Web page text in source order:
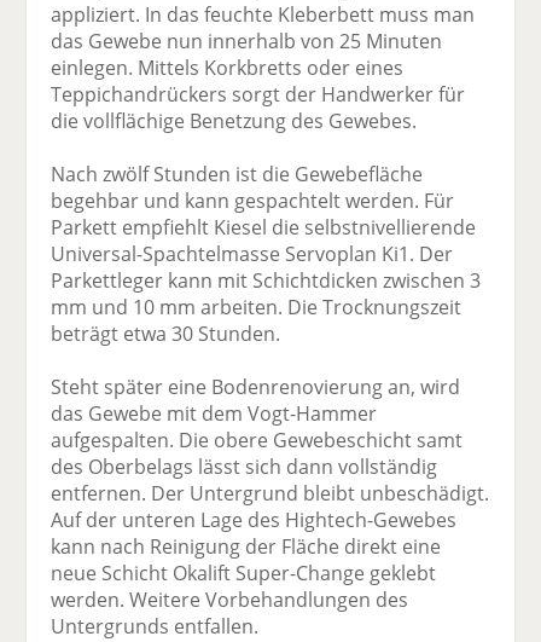
appliziert. In das feuchte Kleberbett muss man
das Gewebe nun innerhalb von 25 Minuten
einlegen. Mittels Korkbretts oder eines
Teppichandrückers sorgt der Handwerker für
die vollflächige Benetzung des Gewebes.
Nach zwölf Stunden ist die Gewebefläche
begehbar und kann gespachtelt werden. Für
Parkett empfiehlt Kiesel die selbstnivellierende
Universal-Spachtelmasse Servoplan Ki1. Der
Parkettleger kann mit Schichtdicken zwischen 3
mm und 10 mm arbeiten. Die Trocknungszeit
beträgt etwa 30 Stunden.
Steht später eine Bodenrenovierung an, wird
das Gewebe mit dem Vogt-Hammer
aufgespalten. Die obere Gewebeschicht samt
des Oberbelags lässt sich dann vollständig
entfernen. Der Untergrund bleibt unbeschädigt.
Auf der unteren Lage des Hightech-Gewebes
kann nach Reinigung der Fläche direkt eine
neue Schicht Okalift Super-Change geklebt
werden. Weitere Vorbehandlungen des
Untergrunds entfallen.